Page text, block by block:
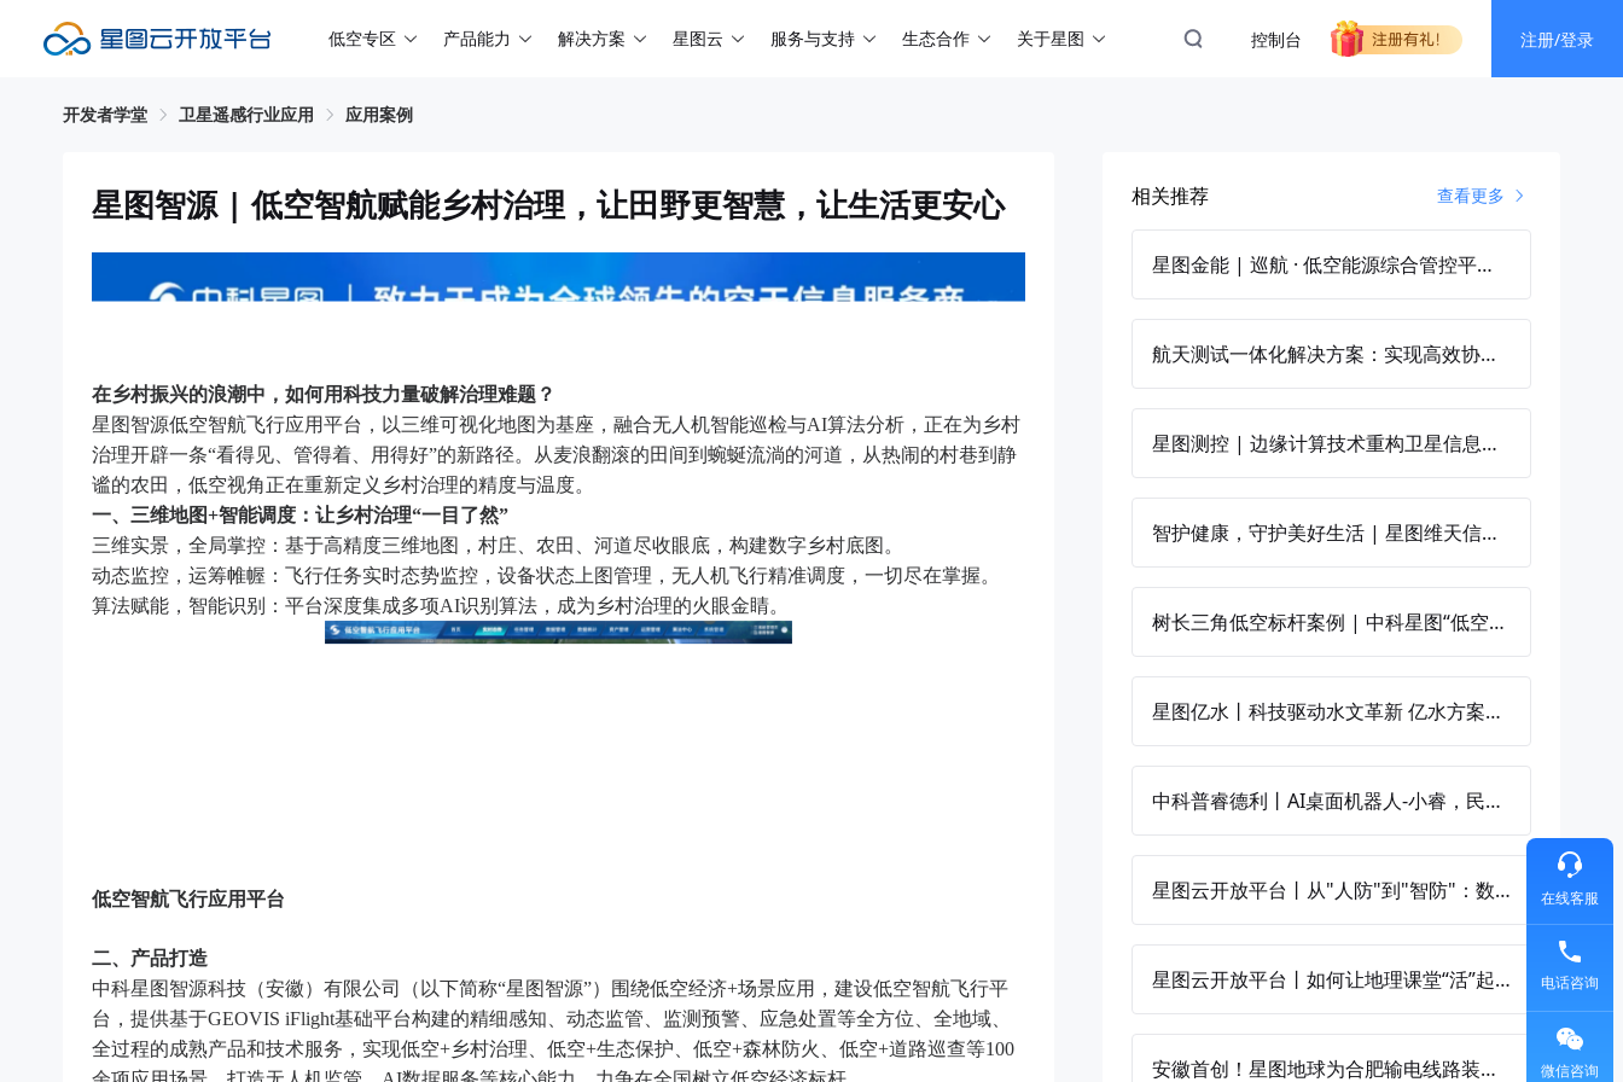
低空专区 产品能力 解决方案 星图云 服务与支持 生态合作 关于星图 控制台 注册/登录
开发者学堂 卫星遥感行业应用 应用案例
星图智源 | 低空智航赋能乡村治理，让田野更智慧，让生活更安心
在乡村振兴的浪潮中，如何用科技力量破解治理难题？
星图智源低空智航飞行应用平台，以三维可视化地图为基座，融合无人机智能巡检与AI算法分析，正在为乡村
治理开辟一条“看得见、管得着、用得好”的新路径。从麦浪翻滚的田间到蜿蜒流淌的河道，从热闹的村巷到静
谧的农田，低空视角正在重新定义乡村治理的精度与温度。
一、三维地图+智能调度：让乡村治理“一目了然”
三维实景，全局掌控：基于高精度三维地图，村庄、农田、河道尽收眼底，构建数字乡村底图。
动态监控，运筹帷幄：飞行任务实时态势监控，设备状态上图管理，无人机飞行精准调度，一切尽在掌握。
算法赋能，智能识别：平台深度集成多项AI识别算法，成为乡村治理的火眼金睛。
低空智航飞行应用平台
二、产品打造
中科星图智源科技（安徽）有限公司（以下简称“星图智源”）围绕低空经济+场景应用，建设低空智航飞行平
台，提供基于GEOVIS iFlight基础平台构建的精细感知、动态监管、监测预警、应急处置等全方位、全地域、
全过程的成熟产品和技术服务，实现低空+乡村治理、低空+生态保护、低空+森林防火、低空+道路巡查等100
相关推荐 查看更多
星图金能 | 巡航 · 低空能源综合管控平台，守护能源安全“大动脉”
航天测试一体化解决方案：实现高效协同与成本优化
星图测控 | 边缘计算技术重构卫星信息网络
智护健康，守护美好生活 | 星图维天信携手天津市环境气象中心推出区域健康气象服务产品
树长三角低空标杆案例 | 中科星图“低空+城市治理”新范式落地湖州南浔
星图亿水丨科技驱动水文革新 亿水方案赋能全国水文现代化建设
中科普睿德利丨AI桌面机器人-小睿，民警的“智能办公助手”
星图云开放平台丨从"人防"到"智防"：数字孪生让千里河湖尽在"掌"握
星图云开放平台丨如何让地理课堂“活”起来？
安徽首创！星图地球为合肥输电线路装上"智慧天眼"
在线客服
电话咨询
微信咨询